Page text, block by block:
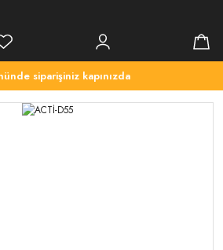
siparişiniz kapınızda